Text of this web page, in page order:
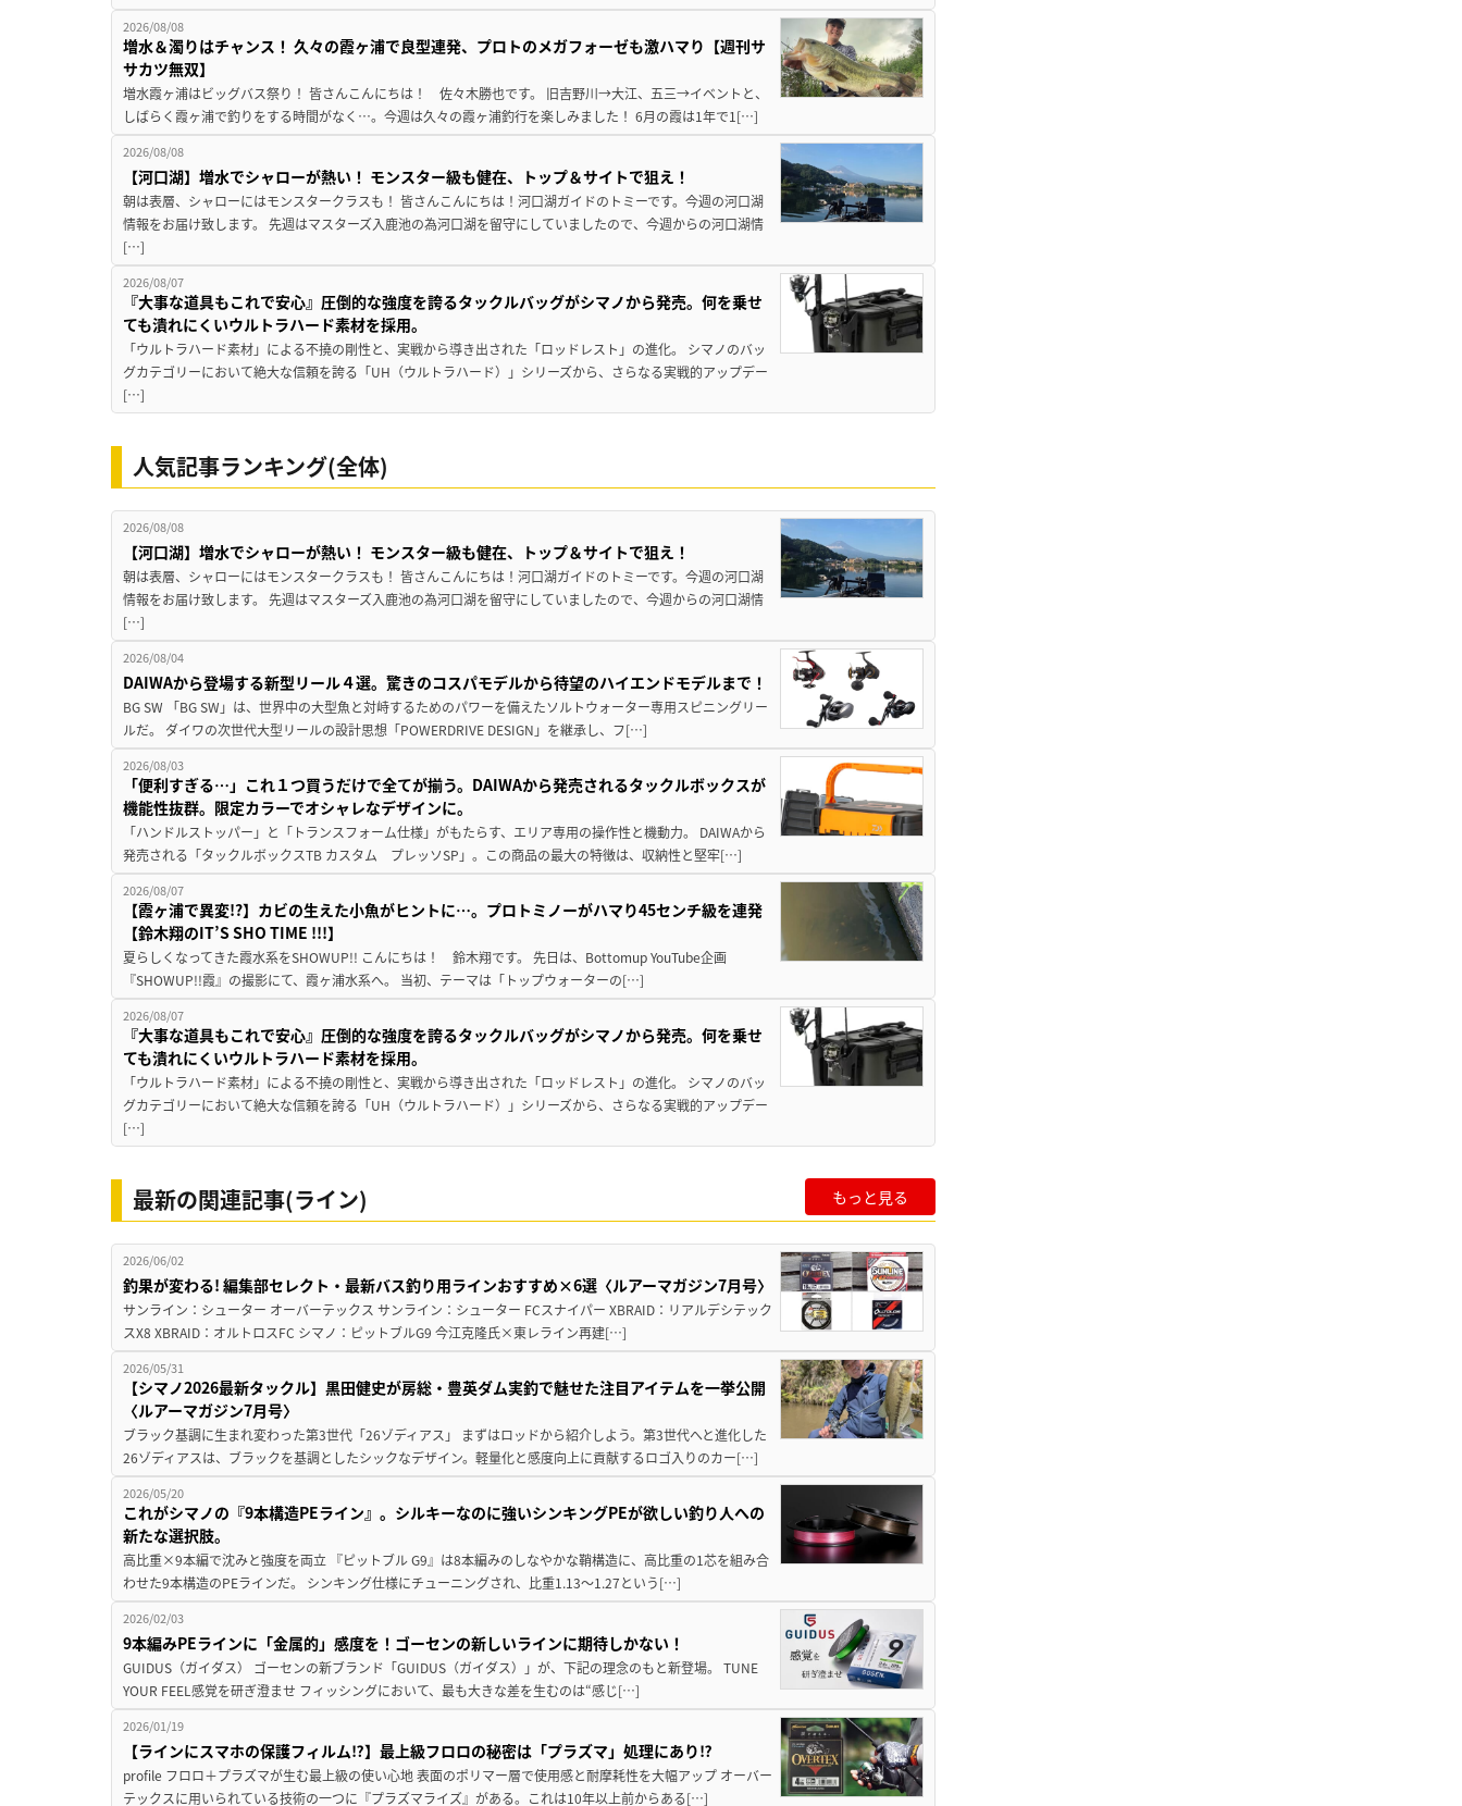
2026/08/08
増水＆濁りはチャンス！ 久々の霞ヶ浦で良型連発、プロトのメガフォーゼも激ハマり【週刊サ
サカツ無双】
増水霞ヶ浦はビッグバス祭り！ 皆さんこんにちは！ 佐々木勝也です。 旧吉野川→大江、五三→イベントと、
しばらく霞ヶ浦で釣りをする時間がなく…。今週は久々の霞ヶ浦釣行を楽しみました！ 6月の霞は1年で1[…]
2026/08/08
【河口湖】増水でシャローが熱い！ モンスター級も健在、トップ＆サイトで狙え！
朝は表層、シャローにはモンスタークラスも！ 皆さんこんにちは！河口湖ガイドのトミーです。今週の河口湖
情報をお届け致します。 先週はマスターズ入鹿池の為河口湖を留守にしていましたので、今週からの河口湖情
[…]
2026/08/07
『大事な道具もこれで安心』圧倒的な強度を誇るタックルバッグがシマノから発売。何を乗せ
ても潰れにくいウルトラハード素材を採用。
「ウルトラハード素材」による不撓の剛性と、実戦から導き出された「ロッドレスト」の進化。 シマノのバッ
グカテゴリーにおいて絶大な信頼を誇る「UH（ウルトラハード）」シリーズから、さらなる実戦的アップデー
[…]
人気記事ランキング(全体)
2026/08/08
【河口湖】増水でシャローが熱い！ モンスター級も健在、トップ＆サイトで狙え！
朝は表層、シャローにはモンスタークラスも！ 皆さんこんにちは！河口湖ガイドのトミーです。今週の河口湖
情報をお届け致します。 先週はマスターズ入鹿池の為河口湖を留守にしていましたので、今週からの河口湖情
[…]
2026/08/04
DAIWAから登場する新型リール４選。驚きのコスパモデルから待望のハイエンドモデルまで！
BG SW 「BG SW」は、世界中の大型魚と対峙するためのパワーを備えたソルトウォーター専用スピニングリー
ルだ。 ダイワの次世代大型リールの設計思想「POWERDRIVE DESIGN」を継承し、フ[…]
2026/08/03
「便利すぎる…」これ１つ買うだけで全てが揃う。DAIWAから発売されるタックルボックスが
機能性抜群。限定カラーでオシャレなデザインに。
「ハンドルストッパー」と「トランスフォーム仕様」がもたらす、エリア専用の操作性と機動力。 DAIWAから
発売される「タックルボックスTB カスタム プレッソSP」。この商品の最大の特徴は、収納性と堅牢[…]
2026/08/07
【霞ヶ浦で異変!?】カビの生えた小魚がヒントに…。プロトミノーがハマり45センチ級を連発
【鈴木翔のIT’S SHO TIME !!!】
夏らしくなってきた霞水系をSHOWUP!! こんにちは！ 鈴木翔です。 先日は、Bottomup YouTube企画
『SHOWUP!!霞』の撮影にて、霞ヶ浦水系へ。 当初、テーマは「トップウォーターの[…]
2026/08/07
『大事な道具もこれで安心』圧倒的な強度を誇るタックルバッグがシマノから発売。何を乗せ
ても潰れにくいウルトラハード素材を採用。
「ウルトラハード素材」による不撓の剛性と、実戦から導き出された「ロッドレスト」の進化。 シマノのバッ
グカテゴリーにおいて絶大な信頼を誇る「UH（ウルトラハード）」シリーズから、さらなる実戦的アップデー
[…]
最新の関連記事(ライン) もっと見る
2026/06/02
釣果が変わる! 編集部セレクト・最新バス釣り用ラインおすすめ×6選〈ルアーマガジン7月号〉
サンライン：シューター オーバーテックス サンライン：シューター FCスナイパー XBRAID：リアルデシテック
スX8 XBRAID：オルトロスFC シマノ：ピットブルG9 今江克隆氏×東レライン再建[…]
2026/05/31
【シマノ2026最新タックル】黒田健史が房総・豊英ダム実釣で魅せた注目アイテムを一挙公開
〈ルアーマガジン7月号〉
ブラック基調に生まれ変わった第3世代「26ゾディアス」 まずはロッドから紹介しよう。第3世代へと進化した
26ゾディアスは、ブラックを基調としたシックなデザイン。軽量化と感度向上に貢献するロゴ入りのカー[…]
2026/05/20
これがシマノの『9本構造PEライン』。シルキーなのに強いシンキングPEが欲しい釣り人への
新たな選択肢。
高比重×9本編で沈みと強度を両立 『ピットブル G9』は8本編みのしなやかな鞘構造に、高比重の1芯を組み合
わせた9本構造のPEラインだ。 シンキング仕様にチューニングされ、比重1.13〜1.27という[…]
2026/02/03
9本編みPEラインに「金属的」感度を！ゴーセンの新しいラインに期待しかない！
GUIDUS（ガイダス） ゴーセンの新ブランド「GUIDUS（ガイダス）」が、下記の理念のもと新登場。 TUNE
YOUR FEEL感覚を研ぎ澄ませ フィッシングにおいて、最も大きな差を生むのは“感じ[…]
2026/01/19
【ラインにスマホの保護フィルム⁉】最上級フロロの秘密は「プラズマ」処理にあり⁉
profile フロロ＋プラズマが生む最上級の使い心地 表面のポリマー層で使用感と耐摩耗性を大幅アップ オーバー
テックスに用いられている技術の一つに『プラズマライズ』がある。これは10年以上前からある[…]